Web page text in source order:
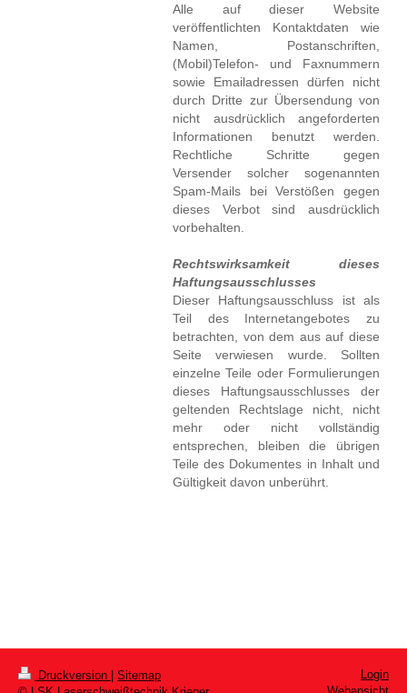
Alle auf dieser Website
veröffentlichten Kontaktdaten wie
Namen, Postanschriften,
(Mobil)Telefon- und Faxnummern
sowie Emailadressen dürfen nicht
durch Dritte zur Übersendung von
nicht ausdrücklich angeforderten
Informationen benutzt werden.
Rechtliche Schritte gegen
Versender solcher sogenannten
Spam-Mails bei Verstößen gegen
dieses Verbot sind ausdrücklich
vorbehalten.
Rechtswirksamkeit dieses
Haftungsausschlusses
Dieser Haftungsausschluss ist als
Teil des Internetangebotes zu
betrachten, von dem aus auf diese
Seite verwiesen wurde. Sollten
einzelne Teile oder Formulierungen
dieses Haftungsausschlusses der
geltenden Rechtslage nicht, nicht
mehr oder nicht vollständig
entsprechen, bleiben die übrigen
Teile des Dokumentes in Inhalt und
Gültigkeit davon unberührt.
Druckversion
Sitemap
Login